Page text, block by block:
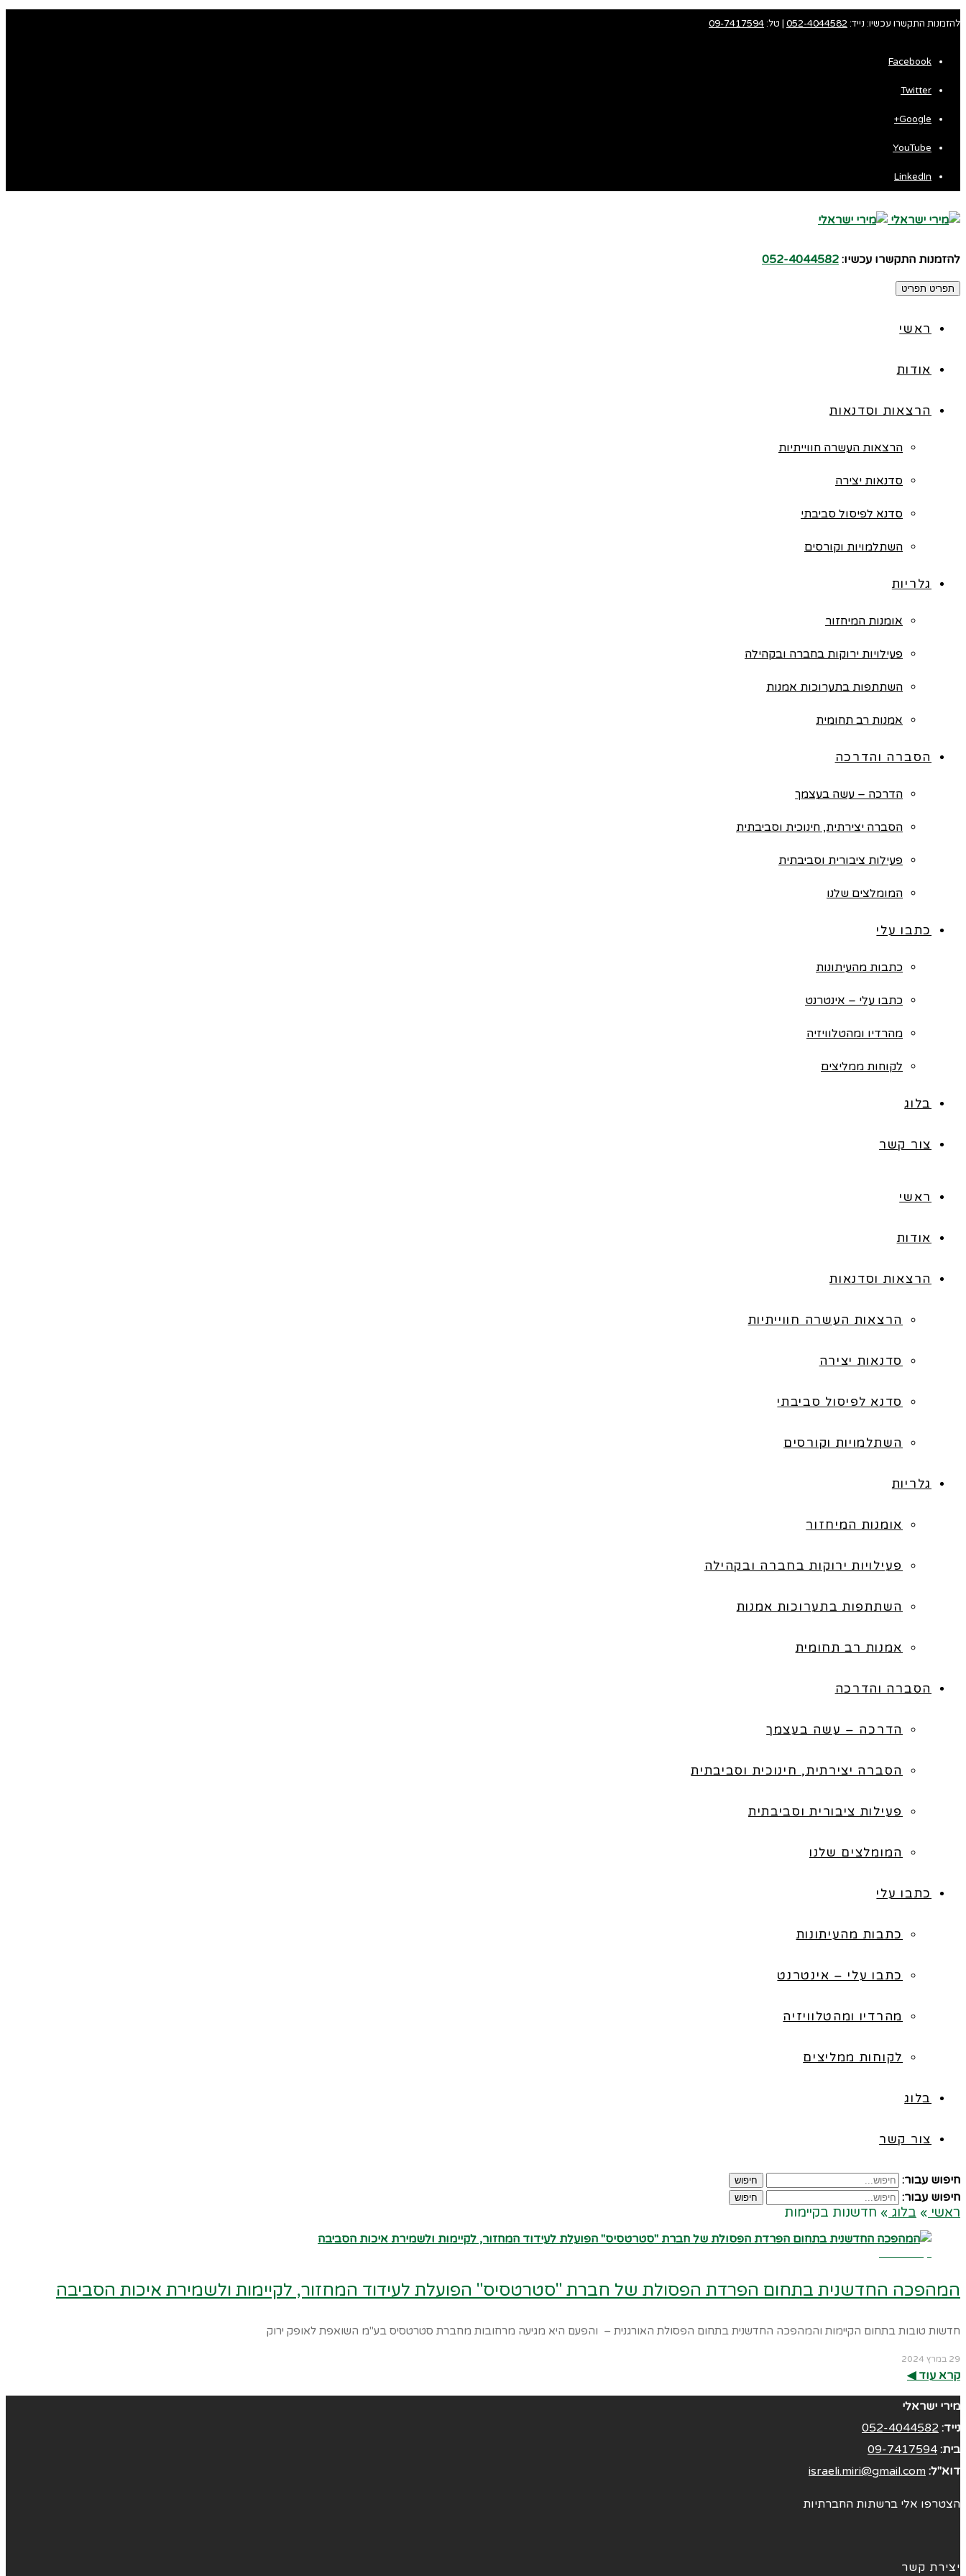
להזמנות התקשרו עכשיו: נייד: 052-4044582 | טל:09-7417594
Facebook
Twitter
Google+
YouTube
LinkedIn
להזמנות התקשרו עכשיו: 052-4044582
תפריט תפריט
ראשי
אודות
הרצאות וסדנאות
הרצאות העשרה חווייתיות
סדנאות יצירה
סדנא לפיסול סביבתי
השתלמויות וקורסים
גלריות
אומנות המיחזור
פעילויות ירוקות בחברה ובקהילה
השתתפות בתערוכות אמנות
אמנות רב תחומית
הסברה והדרכה
הדרכה – עשה בעצמך
הסברה יצירתית, חינוכית וסביבתית
פעילות ציבורית וסביבתית
המומלצים שלנו
כתבו עלי
כתבות מהעיתונות
כתבו עלי – אינטרנט
מהרדיו ומהטלוויזיה
לקוחות ממליצים
בלוג
צור קשר
ראשי
אודות
הרצאות וסדנאות
הרצאות העשרה חווייתיות
סדנאות יצירה
סדנא לפיסול סביבתי
השתלמויות וקורסים
גלריות
אומנות המיחזור
פעילויות ירוקות בחברה ובקהילה
השתתפות בתערוכות אמנות
אמנות רב תחומית
הסברה והדרכה
הדרכה – עשה בעצמך
הסברה יצירתית, חינוכית וסביבתית
פעילות ציבורית וסביבתית
המומלצים שלנו
כתבו עלי
כתבות מהעיתונות
כתבו עלי – אינטרנט
מהרדיו ומהטלוויזיה
לקוחות ממליצים
בלוג
צור קשר
חיפוש עבור: חיפוש
חיפוש עבור: חיפוש
ראשי » בלוג » חדשנות בקיימות
המהפכה החדשנית בתחום הפרדת הפסולת של חברת "סטרטסיס" הפועלת לעידוד המחזור, לקיימות ולשמירת איכות הסביבה
חדשות טובות בתחום הקיימות והמהפכה החדשנית בתחום הפסולת האורגנית – והפעם היא מגיעה מרחובות מחברת סטרטסיס בע"מ השואפת לאופק ירוק
29 במרץ 2024
קרא עוד ◀︎
מירי ישראלי
נייד: 052-4044582
בית: 09-7417594
דוא"ל: israeli.miri@gmail.com
הצטרפו אלי ברשתות החברתיות
יצירת קשר